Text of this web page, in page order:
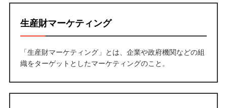
生産財マーケティング
「生産財マーケティング」とは、企業や政府機関などの組
織をターゲットとしたマーケティングのこと。